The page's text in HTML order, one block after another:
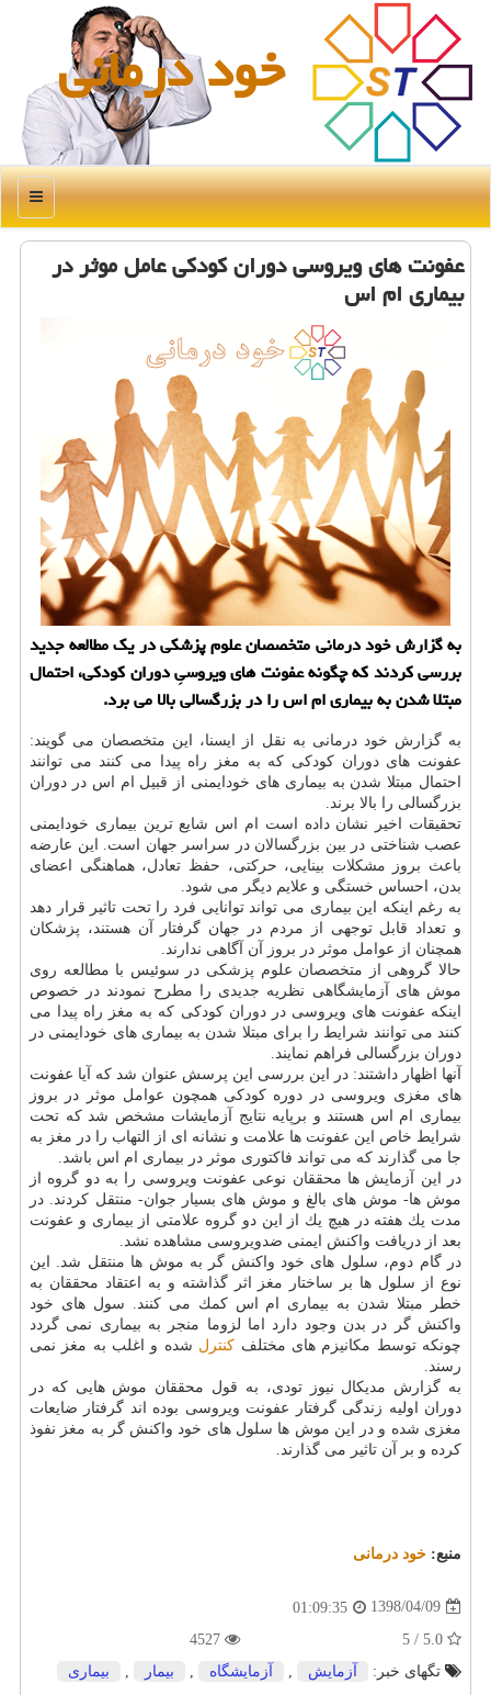
خود درمانی
منو
عفونت های ویروسی دوران كودكی عامل موثر در
بیماری ام اس
به گزارش خود درمانی متخصصان علوم پزشكی در یك مطالعه جدید
بررسی كردند كه چگونه عفونت های ویروسیِ دوران كودكی، احتمال
مبتلا شدن به بیماری ام اس را در بزرگسالی بالا می برد.
به گزارش خود درمانی به نقل از ایسنا، این متخصصان می گویند:
عفونت های دوران كودكی كه به مغز راه پیدا می كنند می توانند
احتمال مبتلا شدن به بیماری های خودایمنی از قبیل ام اس در دوران
بزرگسالی را بالا برند.
تحقیقات اخیر نشان داده است ام اس شایع ترین بیماری خودایمنی
عصب شناختی در بین بزرگسالان در سراسر جهان است. این عارضه
باعث بروز مشكلات بینایی، حركتی، حفظ تعادل، هماهنگی اعضای
بدن، احساس خستگی و علایم دیگر می شود.
به رغم اینكه این بیماری می تواند توانایی فرد را تحت تاثیر قرار دهد
و تعداد قابل توجهی از مردم در جهان گرفتار آن هستند، پزشكان
همچنان از عوامل موثر در بروز آن آگاهی ندارند.
حالا گروهی از متخصصان علوم پزشكی در سوئیس با مطالعه روی
موش های آزمایشگاهی نظریه جدیدی را مطرح نمودند در خصوص
اینكه عفونت های ویروسی در دوران كودكی كه به مغز راه پیدا می
كنند می توانند شرایط را برای مبتلا شدن به بیماری های خودایمنی در
دوران بزرگسالی فراهم نمایند.
آنها اظهار داشتند: در این بررسی این پرسش عنوان شد كه آیا عفونت
های مغزی ویروسی در دوره كودكی همچون عوامل موثر در بروز
بیماری ام اس هستند و برپایه نتایج آزمایشات مشخص شد كه تحت
شرایط خاص این عفونت ها علامت و نشانه ای از التهاب را در مغز به
جا می گذارند كه می تواند فاكتوری موثر در بیماری ام اس باشد.
در این آزمایش ها محققان نوعی عفونت ویروسی را به دو گروه از
موش ها- موش های بالغ و موش های بسیار جوان- منتقل كردند. در
مدت یك هفته در هیچ یك از این دو گروه علامتی از بیماری و عفونت
بعد از دریافت واكنش ایمنی ضدویروسی مشاهده نشد.
در گام دوم، سلول های خود واكنش گر به موش ها منتقل شد. این
نوع از سلول ها بر ساختار مغز اثر گذاشته و به اعتقاد محققان به
خطر مبتلا شدن به بیماری ام اس كمك می كنند. سول های خود
واكنش گر در بدن وجود دارد اما لزوما منجر به بیماری نمی گردد
چونكه توسط مكانیزم های مختلف كنترل شده و اغلب به مغز نمی
رسند.
به گزارش مدیكال نیوز تودی، به قول محققان موش هایی كه در
دوران اولیه زندگی گرفتار عفونت ویروسی بوده اند گرفتار ضایعات
مغزی شده و در این موش ها سلول های خود واكنش گر به مغز نفوذ
كرده و بر آن تاثیر می گذارند.
منبع: خود درمانی
1398/04/09
01:09:35
تگهای خبر:
آزمایش آزمایشگاه بیمار بیماری